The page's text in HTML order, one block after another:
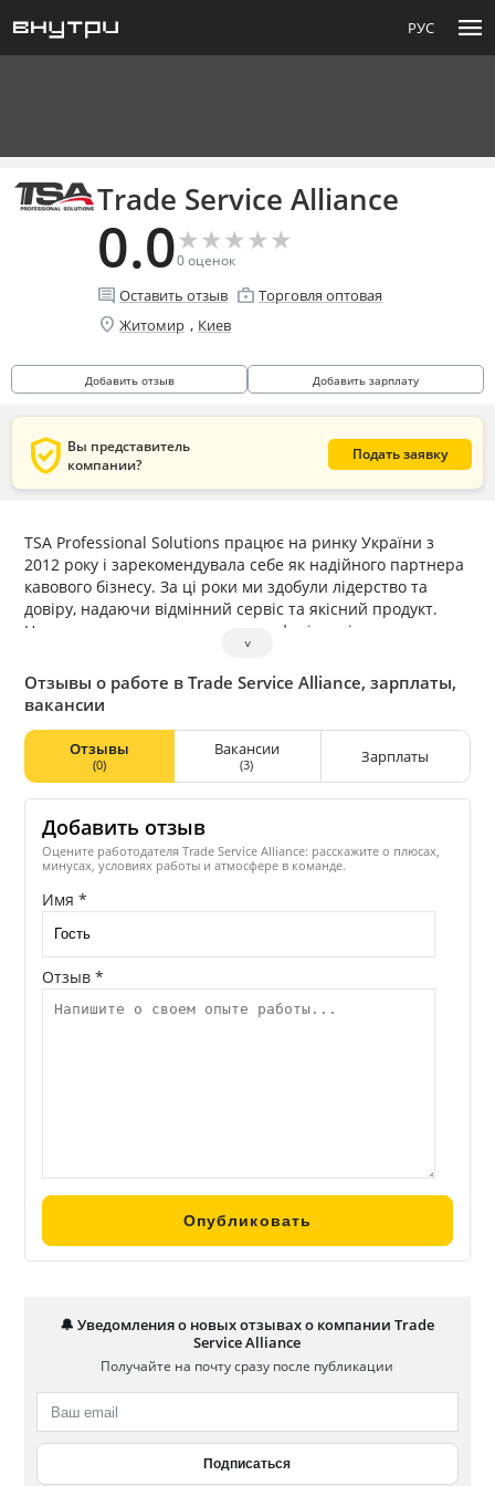
РУС menu
Trade Service Alliance
0.0★
★★
★★
★★
★★
★
0оценок
comment Оставить отзыв enterprise Торговля оптовая
location_on Житомир , Киев
Добавить отзыв Добавить зарплату
verified_user Вы представитель
компании?
Подать заявку
TSA Professional Solutions працює на ринку України з
2012 року і зарекомендувала себе як надійного партнера
кавового бізнесу. За ці роки ми здобули лідерство та
довіру, надаючи відмінний сервіс та якісний продукт.
Наша команда — це команда професіоналів, яка
об’єднана метою — сприяти розвитку Вашого кавового
бізнесу разом з нами, надаючи Вам експертизу, сервіс та
якість.
˅
Отзывы о работе в Trade Service Alliance, зарплаты,
вакансии
Отзывы
(0)
Вакансии
(3) Зарплаты
Добавить отзыв
Оцените работодателя Trade Service Alliance: расскажите о плюсах,
минусах, условиях работы и атмосфере в команде.
Имя *
Отзыв *
🔔 Уведомления о новых отзывах о компании Trade
Service Alliance
Получайте на почту сразу после публикации